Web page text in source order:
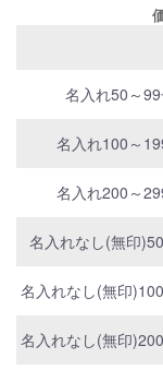
名入れ50～
名入れ100～
名入れ200～
名入れなし(無印
名入れなし(無印
名入れなし(無印